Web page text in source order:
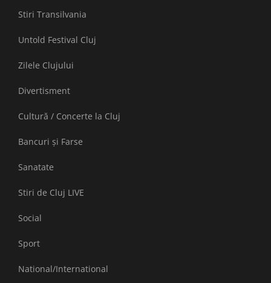
Stiri Transilvania
Untold Festival Cluj
Zilele Clujului
Divertisment
Cultură / Concerte la Cluj
Bancuri și Farse
Sanatate
Stiri de Cluj LIVE
Social
Sport
National/International